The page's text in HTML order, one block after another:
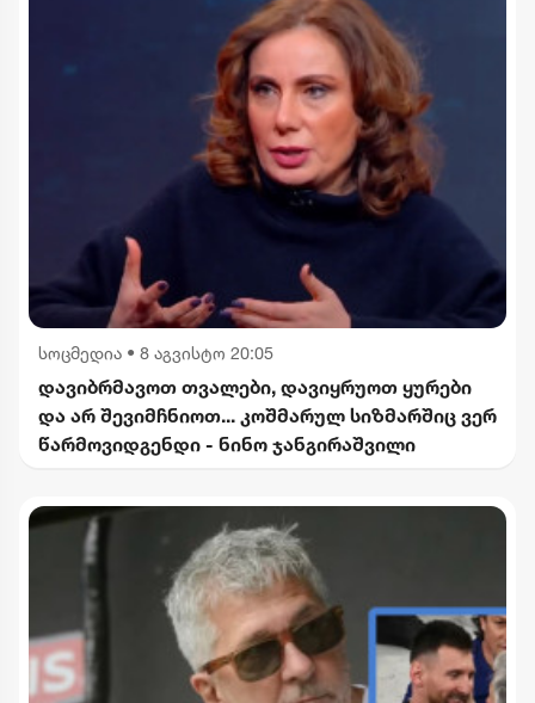
სოცმედია • 8 აგვისტო 20:05
დავიბრმავოთ თვალები, დავიყრუოთ ყურები
და არ შევიმჩნიოთ... კოშმარულ სიზმარშიც ვერ
წარმოვიდგენდი - ნინო ჯანგირაშვილი